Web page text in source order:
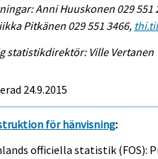
Anni Huuskonen 029 551
Pitkänen 029 551 3466,
statistikdirektör: Ville Vertanen
24.9.2015
för hänvisning:
officiella statistik (FOS):